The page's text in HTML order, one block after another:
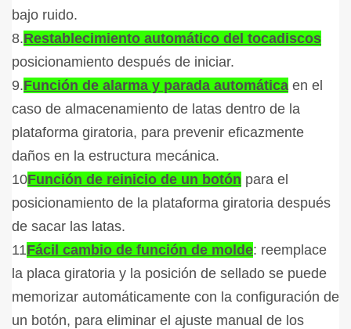
bajo ruido.
8.Restablecimiento automático del tocadiscos
posicionamiento después de iniciar.
9.Función de alarma y parada automática en el
caso de almacenamiento de latas dentro de la
plataforma giratoria, para prevenir eficazmente
daños en la estructura mecánica.
10Función de reinicio de un botón para el
posicionamiento de la plataforma giratoria después
de sacar las latas.
11Fácil cambio de función de molde: reemplace
la placa giratoria y la posición de sellado se puede
memorizar automáticamente con la configuración de
un botón, para eliminar el ajuste manual de los